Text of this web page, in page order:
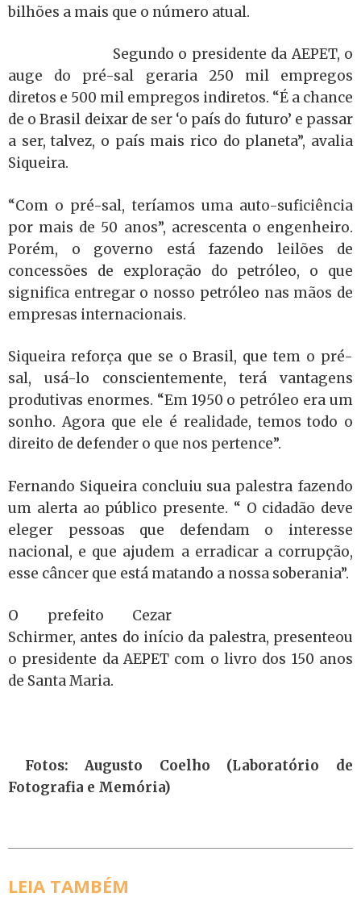
bilhões a mais que o número atual.
Segundo o presidente da AEPET, o
auge do pré-sal geraria 250 mil empregos
diretos e 500 mil empregos indiretos. “É a chance
de o Brasil deixar de ser ‘o país do futuro’ e passar
a ser, talvez, o país mais rico do planeta”, avalia
Siqueira.
“Com o pré-sal, teríamos uma auto-suficiência
por mais de 50 anos”, acrescenta o engenheiro.
Porém, o governo está fazendo leilões de
concessões de exploração do petróleo, o que
significa entregar o nosso petróleo nas mãos de
empresas internacionais.
Siqueira reforça que se o Brasil, que tem o pré-
sal, usá-lo conscientemente, terá vantagens
produtivas enormes. “Em 1950 o petróleo era um
sonho. Agora que ele é realidade, temos todo o
direito de defender o que nos pertence”.
Fernando Siqueira concluiu sua palestra fazendo
um alerta ao público presente. “ O cidadão deve
eleger pessoas que defendam o interesse
nacional, e que ajudem a erradicar a corrupção,
esse câncer que está matando a nossa soberania”.
O prefeito Cezar
Schirmer, antes do início da palestra, presenteou
o presidente da AEPET com o livro dos 150 anos
de Santa Maria.
Fotos: Augusto Coelho (Laboratório de
Fotografia e Memória)
LEIA TAMBÉM